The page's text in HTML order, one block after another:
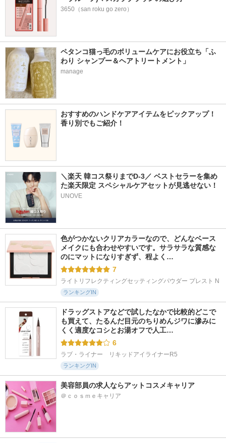
3650（san roku go zero）
ペタンコ猫っ毛のボリュームケアにお役立ち「ふ
わり シャンプー＆ヘアトリートメント」
manage
おすすめのハンドケアアイテムをピックアップ！
香り別でもご紹介！
＼楽天 韓コス祭りまでD-3／ ベストセラーを集め
た楽天限定 スペシャルケアセットが見逃せない！
UNOVE
色がつかないクリアカラーなので、どんなベース
メイクにも合わせやすいです。サラサラな質感な
のにマットになりすぎず、程よく…
7
ライトリフレクティングセッティングパウダー プレスト N
ランキングIN
ドラッグストアなどで試したなかで比較的どこで
も買えて、たるんだ目元のちりめんジワに滲みに
くく適度なコシとお湯オフで人工…
6
ラブ・ライナー　リキッドアイライナーR5
ランキングIN
美容部員の求人ならアットコスメキャリア
＠ｃｏｓｍｅキャリア